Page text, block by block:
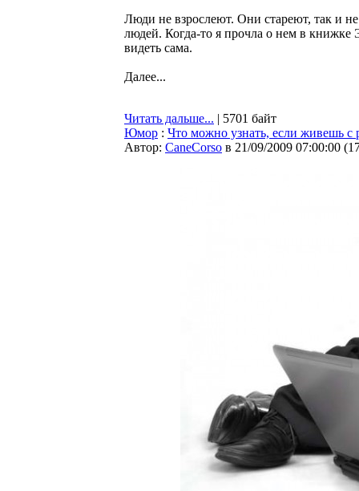
Люди не взрослеют. Они стареют, так и
людей. Когда-то я прочла о нем в
видеть сама.
Далее...
Читать дальше... | 5701 байт
Юмор : Что можно узнать, если живешь с
Автор: CaneCorso в 21/09/2009 07:00:00 (